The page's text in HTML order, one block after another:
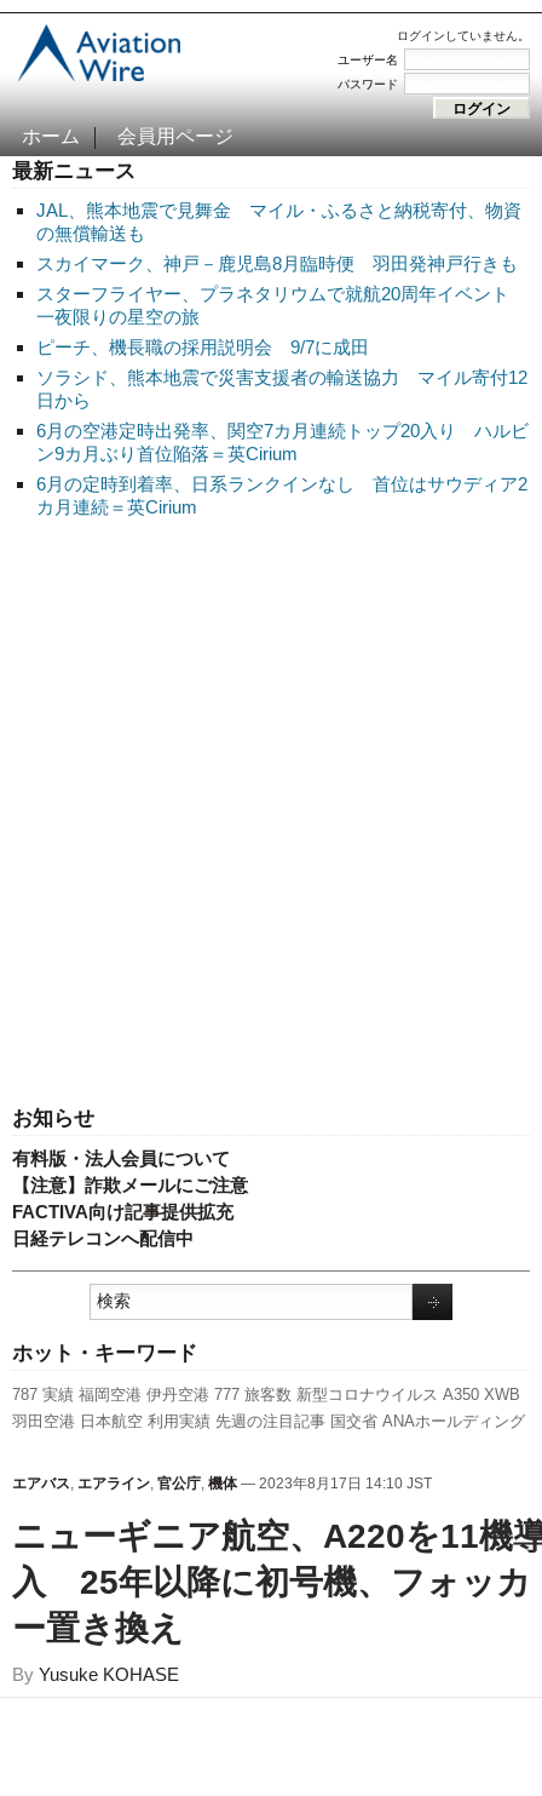
ログインしていません。
ユーザー名
パスワード
ホーム 会員用ページ
最新ニュース
JAL、熊本地震で見舞金 マイル・ふるさと納税寄付、物資
の無償輸送も
スカイマーク、神戸－鹿児島8月臨時便 羽田発神戸行きも
スターフライヤー、プラネタリウムで就航20周年イベント
一夜限りの星空の旅
ピーチ、機長職の採用説明会 9/7に成田
ソラシド、熊本地震で災害支援者の輸送協力 マイル寄付12
日から
6月の空港定時出発率、関空7カ月連続トップ20入り ハルビ
ン9カ月ぶり首位陥落＝英Cirium
6月の定時到着率、日系ランクインなし 首位はサウディア2
カ月連続＝英Cirium
お知らせ
有料版・法人会員について
【注意】詐欺メールにご注意
FACTIVA向け記事提供拡充
日経テレコンへ配信中
ホット・キーワード
787 実績 福岡空港 伊丹空港 777 旅客数 新型コロナウイルス A350 XWB
羽田空港 日本航空 利用実績 先週の注目記事 国交省 ANAホールディング
線 スカイマーク A320 スターフライヤー 訪日客 全日空 客室乗務員
ボーイング
エアバス, エアライン, 官公庁, 機体— 2023年8月17日 14:10 JST
ニューギニア航空、A220を11機
入 25年以降に初号機、フォッカ
ー置き換え
By Yusuke KOHASE